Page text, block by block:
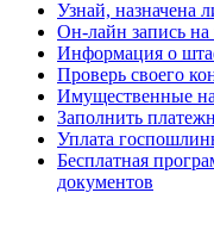
Узнай, назначена
Он-лайн запись
Информация о
Проверь своего
Имущественные
Заполнить
Уплата
Бесплатная
документов